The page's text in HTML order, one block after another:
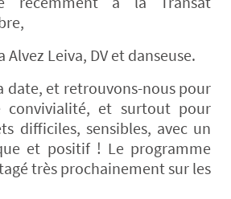
Alvez Leiva, DV et danseuse.
date, et retrouvons-nous pour
convivialité, et surtout pour
difficiles, sensibles, avec un
et positif ! Le programme
très prochainement sur les